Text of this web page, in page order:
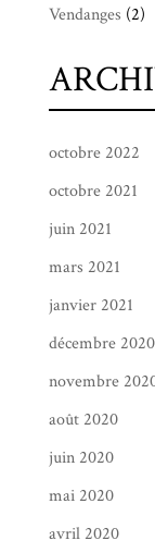
Vendanges (2)
octobre 2022
octobre 2021
juin 2021
mars 2021
janvier 2021
décembre 2020
novembre
août 2020
juin 2020
mai 2020
avril 2020